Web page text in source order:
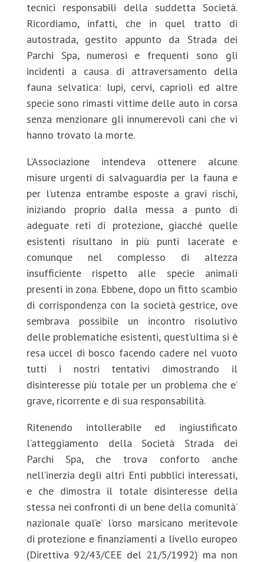
tecnici responsabili della suddetta Società.
Ricordiamo, infatti, che in quel tratto di
autostrada, gestito appunto da Strada dei
Parchi Spa, numerosi e frequenti sono gli
incidenti a causa di attraversamento della
fauna selvatica: lupi, cervi, caprioli ed altre
specie sono rimasti vittime delle auto in corsa
senza menzionare gli innumerevoli cani che vi
hanno trovato la morte.
L’Associazione intendeva ottenere alcune
misure urgenti di salvaguardia per la fauna e
per l’utenza entrambe esposte a gravi rischi,
iniziando proprio dalla messa a punto di
adeguate reti di protezione, giacché quelle
esistenti risultano in più punti lacerate e
comunque nel complesso di altezza
insufficiente rispetto alle specie animali
presenti in zona. Ebbene, dopo un fitto scambio
di corrispondenza con la società gestrice, ove
sembrava possibile un incontro risolutivo
delle problematiche esistenti, quest’ultima si è
resa uccel di bosco facendo cadere nel vuoto
tutti i nostri tentativi dimostrando il
disinteresse più totale per un problema che e’
grave, ricorrente e di sua responsabilità.
Ritenendo intollerabile ed ingiustificato
l’atteggiamento della Società Strada dei
Parchi Spa, che trova conforto anche
nell’inerzia degli altri Enti pubblici interessati,
e che dimostra il totale disinteresse della
stessa nei confronti di un bene della comunità’
nazionale qual’e’ l’orso marsicano meritevole
di protezione e finanziamenti a livello europeo
(Direttiva 92/43/CEE del 21/5/1992) ma non